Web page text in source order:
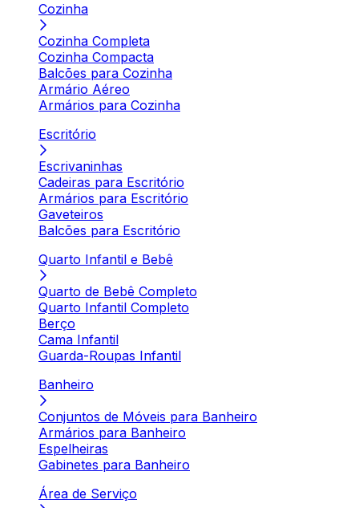
Cozinha
Cozinha Completa
Cozinha Compacta
Balcões para Cozinha
Armário Aéreo
Armários para Cozinha
Escritório
Escrivaninhas
Cadeiras para Escritório
Armários para Escritório
Gaveteiros
Balcões para Escritório
Quarto Infantil e Bebê
Quarto de Bebê Completo
Quarto Infantil Completo
Berço
Cama Infantil
Guarda-Roupas Infantil
Banheiro
Conjuntos de Móveis para Banheiro
Armários para Banheiro
Espelheiras
Gabinetes para Banheiro
Área de Serviço